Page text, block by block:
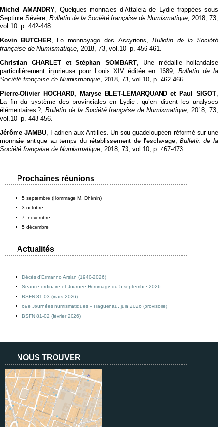
Michel AMANDRY, Quelques monnaies d’Attaleia de Lydie frappées sous
Septime Sévère, Bulletin de la Société française de Numismatique, 2018, 73,
vol.10, p. 442‑448.
Kevin BUTCHER, Le monnayage des Assyriens, Bulletin de la Société
française de Numismatique, 2018, 73, vol.10, p. 456‑461.
Christian CHARLET et Stéphan SOMBART, Une médaille hollandaise
particulièrement injurieuse pour Louis XIV éditée en 1689, Bulletin de la
Société française de Numismatique, 2018, 73, vol.10, p. 462‑466.
Pierre-Olivier HOCHARD, Maryse BLET-LEMARQUAND et Paul SIGOT,
La fin du système des provinciales en Lydie : qu’en disent les analyses
élémentaires ?, Bulletin de la Société française de Numismatique, 2018, 73,
vol.10, p. 448‑456.
Jérôme JAMBU, Hadrien aux Antilles. Un sou guadeloupéen réformé sur une
monnaie antique au temps du rétablissement de l’esclavage,Bulletin de la
Société française de Numismatique, 2018, 73, vol.10, p. 467‑473.
Prochaines réunions
5 septembre (Hommage M. Dhénin)
3 octobre
7 novembre
5 décembre
Actualités
Décès d’Ermanno Arslan (1940-2026)
Séance ordinaire et Journée-Hommage du 5 septembre 2026
BSFN 81-03 (mars 2026)
69e Journées numismatiques – Haguenau, juin 2026 (provisoire)
BSFN 81-02 (février 2026)
NOUS TROUVER